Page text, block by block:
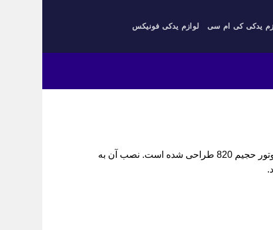
یدکی کی ام سی لوازم یدکی فونیکس
بغل یاتاقان لیفان 820، سیل روغن جلو. این قطعه برای موتور حجیم 820 طراحی شده است. نصب آن به